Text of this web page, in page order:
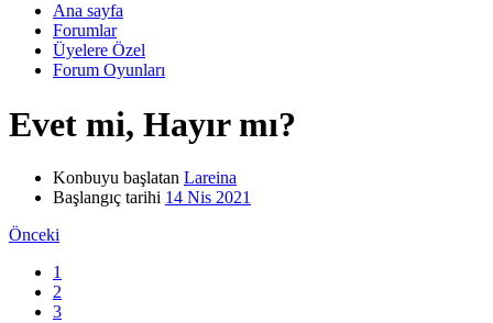
Ana sayfa
Forumlar
Üyelere Özel
Forum Oyunları
Evet mi, Hayır mı?
Konbuyu başlatan Lareina
Başlangıç tarihi 14 Nis 2021
Önceki
1
2
3